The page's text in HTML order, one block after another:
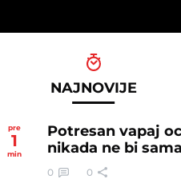
NAJNOVIJE
pre
1
min
Potresan vapaj
nikada ne bi
0 0